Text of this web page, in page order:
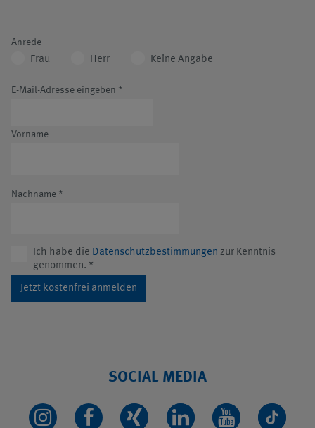
Anrede
Frau Herr Keine Angabe
E-Mail-Adresse eingeben *
Vorname
Nachname *
Ich habe die Datenschutzbestimmungen zur Kenntnis
genommen. *
Jetzt kostenfrei anmelden
SOCIAL MEDIA